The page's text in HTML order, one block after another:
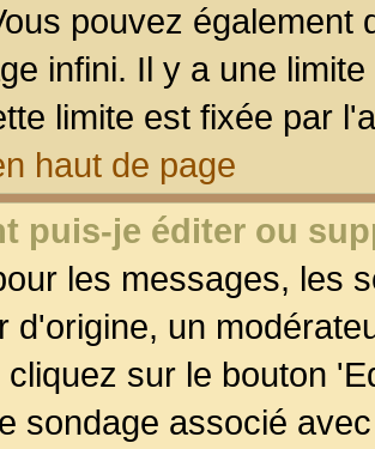
pouvez également
infini. Il y a une
limite est fixée par
haut de page
puis-je éditer ou
les messages, les
d'origine, un
cliquez sur le bouton
sondage associé